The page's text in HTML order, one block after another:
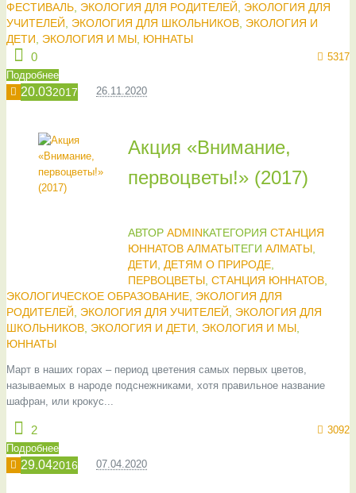
ФЕСТИВАЛЬ ЭКОЛОГИЯ ДЛЯ РОДИТЕЛЕЙ
ЭКОЛОГИЯ ДЛЯ
УЧИТЕЛЕЙ
ЭКОЛОГИЯ ДЛЯ ШКОЛЬНИКОВ ЭКОЛОГИЯ И
ДЕТИ
ЭКОЛОГИЯ И МЫ ЮННАТЫ
0
5317
Подробнее
20.032017 26.11.2020
Акция «Внимание,
первоцветы!» (2017)
АВТОР ADMINКАТЕГОРИЯ СТАНЦИЯ
ЮННАТОВ АЛМАТЫТЕГИ АЛМАТЫ,
ДЕТИ, ДЕТЯМ О ПРИРОДЕ,
ПЕРВОЦВЕТЫ, СТАНЦИЯ ЮННАТОВ,
ЭКОЛОГИЧЕСКОЕ ОБРАЗОВАНИЕ, ЭКОЛОГИЯ ДЛЯ
РОДИТЕЛЕЙ, ЭКОЛОГИЯ ДЛЯ УЧИТЕЛЕЙ, ЭКОЛОГИЯ ДЛЯ
ШКОЛЬНИКОВ, ЭКОЛОГИЯ И ДЕТИ, ЭКОЛОГИЯ И МЫ,
ЮННАТЫ
Март в наших горах – период цветения самых первых цветов,
называемых в народе подснежниками, хотя правильное название
шафран, или крокус...
2
3092
Подробнее
29.042016 07.04.2020